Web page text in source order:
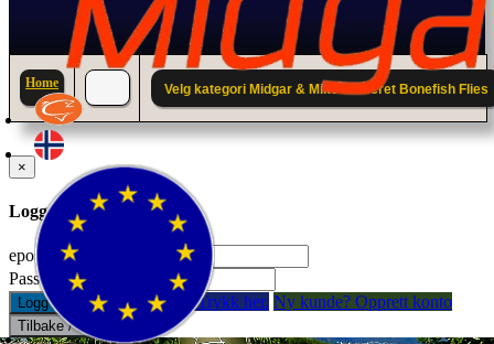
Home Velg kategori Midgar & Mike`s Secret Bonefish Flies
×
Logg inn til din konto.
epostadresse:
Passord:
Logg inn Glemt passord? Trykk her. Ny kunde? Opprett konto
Tilbake / Lukk